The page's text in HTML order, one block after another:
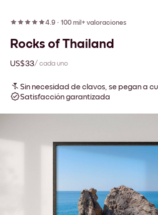
4.9 · 100 mil+ valoraciones
Rocks of Thailand
US$33/ cada uno
Sin necesidad de clavos, se pegan a
Satisfacción garantizada